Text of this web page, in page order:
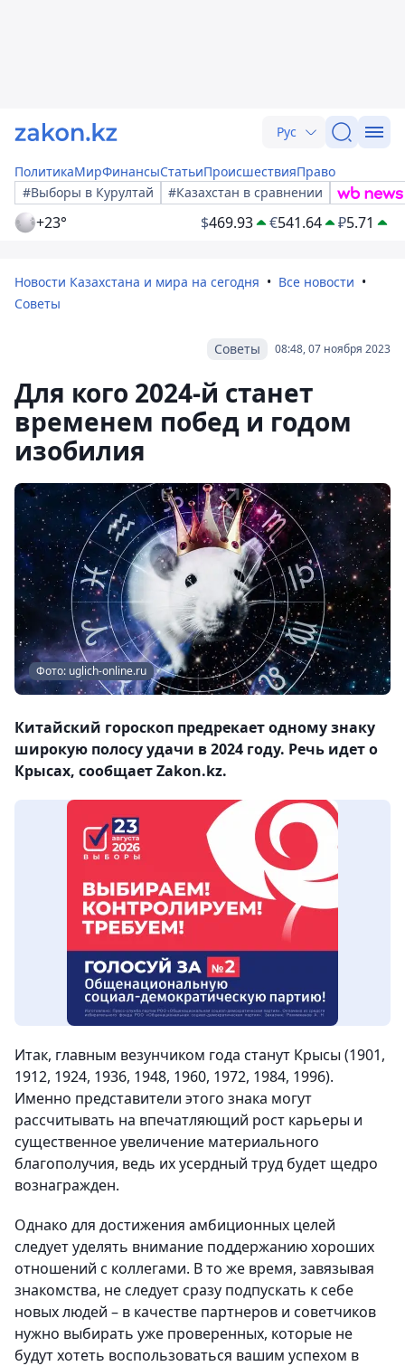
Рус
ПолитикаМирФинансыСтатьиПроисшествияПраво
#Выборы в Курултай
#Казахстан в сравнении
+23° $469.93 €541.64 ₽5.71
Новости Казахстана и мира на сегодня
Все новости
Советы
08:48, 07 ноября 2023
Советы
Для кого 2024-й станет
временем побед и годом
изобилия
Фото: uglich-online.ru
Китайский гороскоп предрекает одному знаку
широкую полосу удачи в 2024 году. Речь идет о
Крысах, сообщает Zakon.kz.
Итак, главным везунчиком года станут Крысы (1901,
1912, 1924, 1936, 1948, 1960, 1972, 1984, 1996).
Именно представители этого знака могут
рассчитывать на впечатляющий рост карьеры и
существенное увеличение материального
благополучия, ведь их усердный труд будет щедро
вознагражден.
Однако для достижения амбиционных целей
следует уделять внимание поддержанию хороших
отношений с коллегами. В то же время, завязывая
знакомства, не следует сразу подпускать к себе
новых людей – в качестве партнеров и советчиков
нужно выбирать уже проверенных, которые не
будут хотеть воспользоваться вашим успехом в